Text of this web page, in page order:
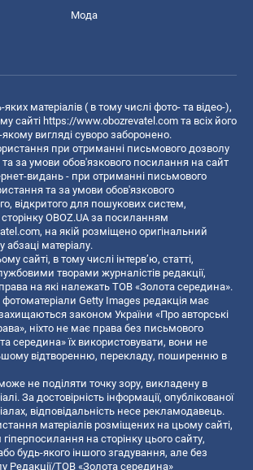
Мода
матеріалів ( в тому числі фото- та відео-),
сайті https://www.obozrevatel.com та всіх його
вигляді суворо заборонено.
при отриманні письмового дозволу
та за умови обов'язкового посилання на сайт
видань - при отриманні письмового
та за умови обов'язкового
відкритого для пошукових систем,
OBOZ.UA за посиланням
, на якій розміщено оригінальний
матеріалу.
сайті, в тому числі інтерв’ю, статті,
творами журналістів редакції,
на які належать ТОВ «Золота середина».
фотоматеріали Getty Images редакція має
законом України «Про авторські
ніхто не має права без письмового
середина» їх використовувати, вони не
відтворенню, перекладу, поширенню в
не поділяти точку зору, викладену в
За достовірність інформації, опублікованої
відповідальність несе рекламодавець.
матеріалів розміщених на цьому сайті,
на сторінку цього сайту,
будь-якого іншого згадування, але без
Редакції/ТОВ «Золота середина»